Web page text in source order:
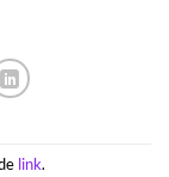
link.